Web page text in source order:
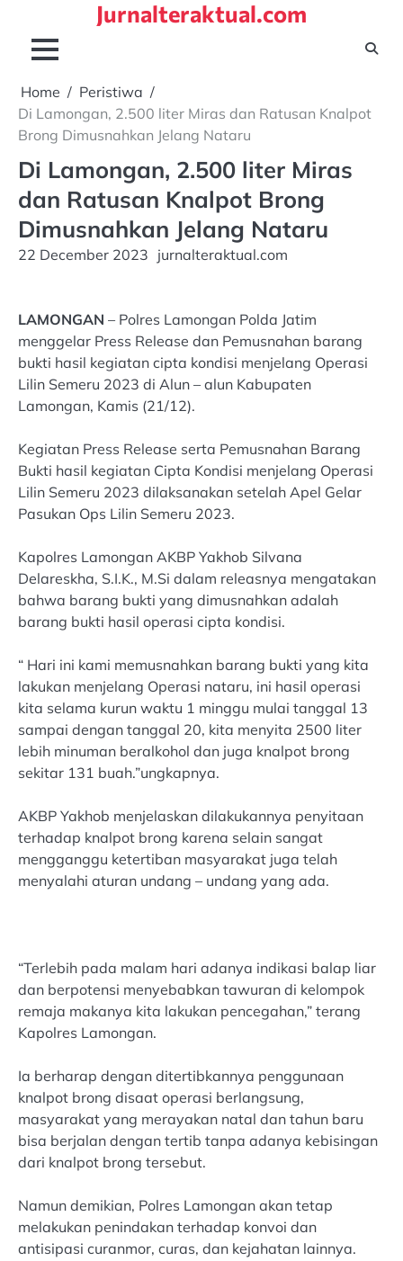
content
Jurnalteraktual.com
Home
Peristiwa
Di Lamongan, 2.500 liter Miras dan Ratusan Knalpot
Brong Dimusnahkan Jelang Nataru
Di Lamongan, 2.500 liter Miras
dan Ratusan Knalpot Brong
Dimusnahkan Jelang Nataru
22 December 2023 jurnalteraktual.com
LAMONGAN – Polres Lamongan Polda Jatim
menggelar Press Release dan Pemusnahan barang
bukti hasil kegiatan cipta kondisi menjelang Operasi
Lilin Semeru 2023 di Alun – alun Kabupaten
Lamongan, Kamis (21/12).
Kegiatan Press Release serta Pemusnahan Barang
Bukti hasil kegiatan Cipta Kondisi menjelang Operasi
Lilin Semeru 2023 dilaksanakan setelah Apel Gelar
Pasukan Ops Lilin Semeru 2023.
Kapolres Lamongan AKBP Yakhob Silvana
Delareskha, S.I.K., M.Si dalam releasnya mengatakan
bahwa barang bukti yang dimusnahkan adalah
barang bukti hasil operasi cipta kondisi.
“ Hari ini kami memusnahkan barang bukti yang kita
lakukan menjelang Operasi nataru, ini hasil operasi
kita selama kurun waktu 1 minggu mulai tanggal 13
sampai dengan tanggal 20, kita menyita 2500 liter
lebih minuman beralkohol dan juga knalpot brong
sekitar 131 buah.”ungkapnya.
AKBP Yakhob menjelaskan dilakukannya penyitaan
terhadap knalpot brong karena selain sangat
mengganggu ketertiban masyarakat juga telah
menyalahi aturan undang – undang yang ada.
“Terlebih pada malam hari adanya indikasi balap liar
dan berpotensi menyebabkan tawuran di kelompok
remaja makanya kita lakukan pencegahan,” terang
Kapolres Lamongan.
Ia berharap dengan ditertibkannya penggunaan
knalpot brong disaat operasi berlangsung,
masyarakat yang merayakan natal dan tahun baru
bisa berjalan dengan tertib tanpa adanya kebisingan
dari knalpot brong tersebut.
Namun demikian, Polres Lamongan akan tetap
melakukan penindakan terhadap konvoi dan
antisipasi curanmor, curas, dan kejahatan lainnya.